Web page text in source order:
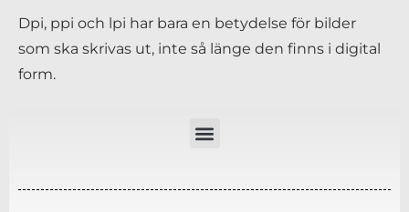
Dpi, ppi och lpi har bara en betydelse för bilder
som ska skrivas ut, inte så länge den finns i digital
form.